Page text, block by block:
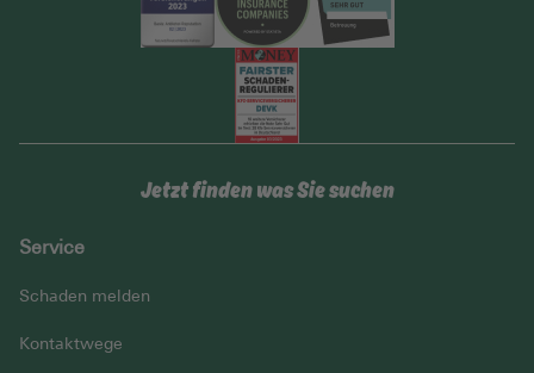
Jetzt finden was Sie suchen
Service
Schaden melden
Kontaktwege